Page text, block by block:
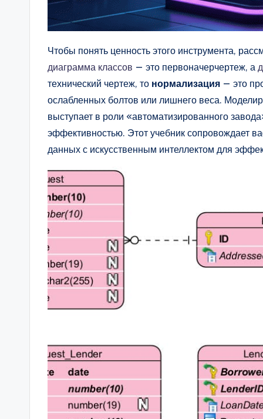
siЧтобы понять ценность этого инструмента,
диаграмма классов — это первоначерчертеж, а
технический чертеж, то нормализация — это
ослабленных болтов или лишнего веса.
выступает в роли «автоматизированного
эффективностью. Этот учебник сопровождает
данных с искусственным интеллектом для